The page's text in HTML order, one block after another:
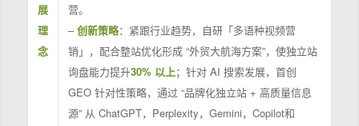
展
理
念
营。
–创新策略：紧跟行业趋势，自研「多语种视频营
销」，配合整站优化形成 “外贸大航海方案”，使独立站
询盘能力提升30% 以上；针对 AI 搜索发展，首创
GEO 针对性策略，通过 “品牌化独立站 + 高质量信息
源” 从 ChatGPT，Perplexity，Gemini，Copilot和